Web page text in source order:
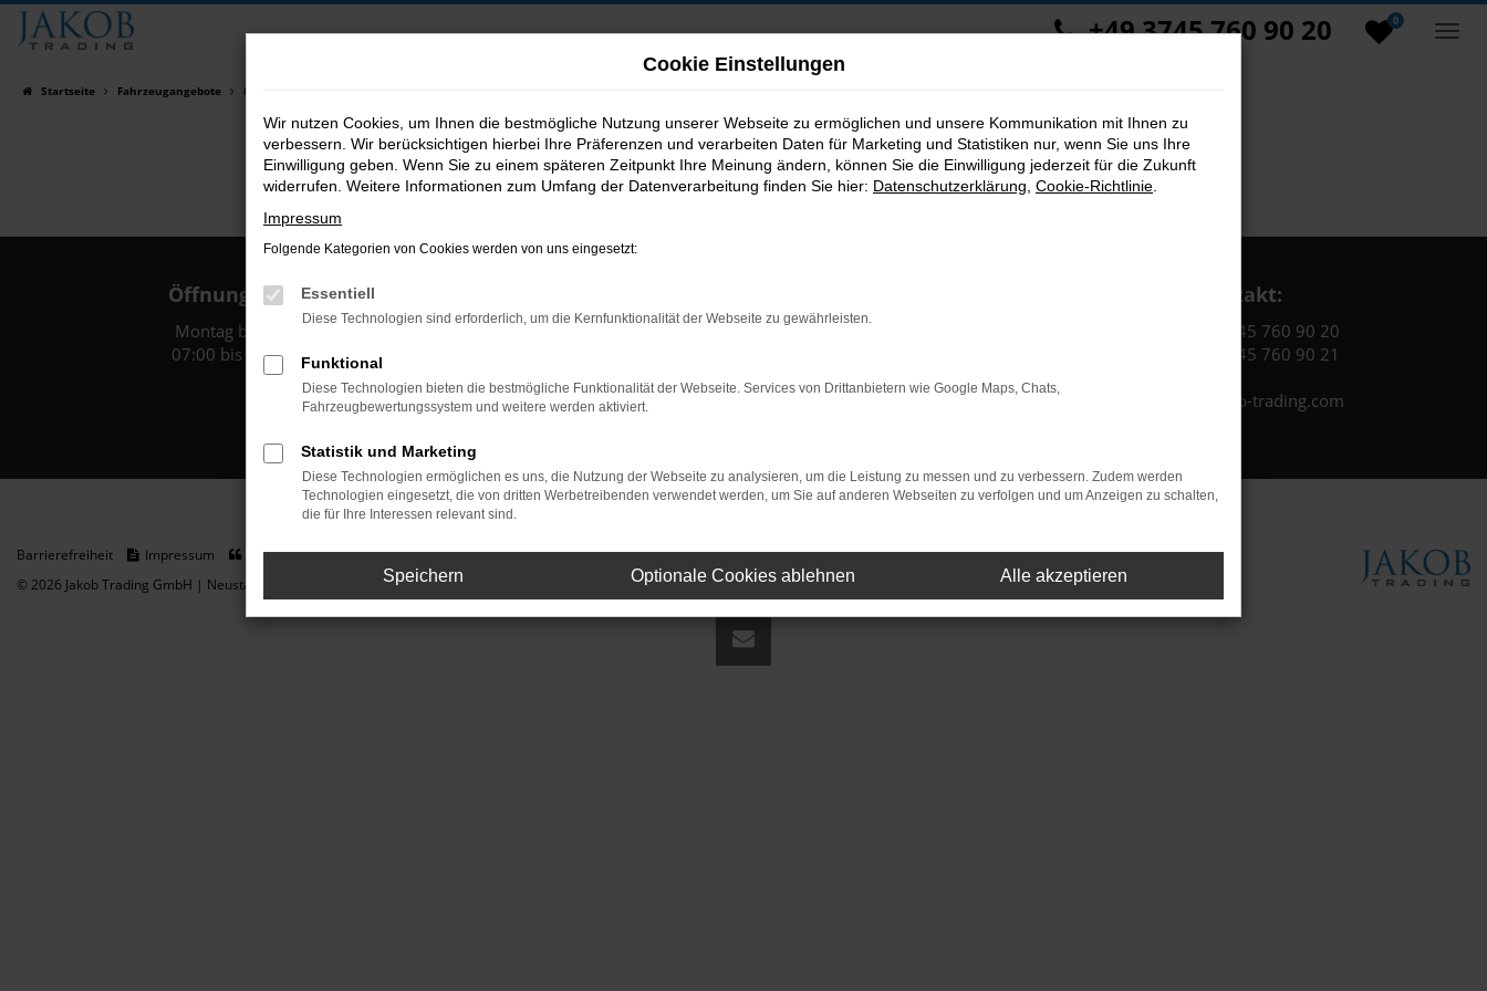
Zum
Hauptinhalt
0
+49 3745 760 90 20
Startseite Fahrzeugangebote Fahrzeugsuche
B2B-Shop
Öffnungszeiten:
Montag bis Freitag:
07:00 bis 18:00 Uhr
Jakob Trading GmbH
D-08223 Neustadt/Vogtland
Kontakt:
Tel.: +49 3745 760 90 20
Fax: +49 3745 760 90 21
Mail: fj@jakob-trading.com
Barrierefreiheit Impressum Datenschutz
Cookie Einstellungen
© 2026 Jakob Trading GmbH | Neustädter Straße 1 | DE-08223 Neustadt/Vogtland | fj@jakob-trading.com |Webdesign by audaris.de
Cookie Einstellungen
Wir nutzen Cookies, um Ihnen die bestmögliche Nutzung unserer Webseite zu ermöglichen und unsere Kommunikation mit Ihnen zu
verbessern. Wir berücksichtigen hierbei Ihre Präferenzen und verarbeiten Daten für Marketing und Statistiken nur, wenn Sie uns Ihre
Einwilligung geben. Wenn Sie zu einem späteren Zeitpunkt Ihre Meinung ändern, können Sie die Einwilligung jederzeit für die Zukunft
widerrufen. Weitere Informationen zum Umfang der Datenverarbeitung finden Sie hier: Datenschutzerklärung Cookie-Richtlinie
Impressum
Folgende Kategorien von Cookies werden von uns eingesetzt:
Essentiell
Diese Technologien sind erforderlich, um die Kernfunktionalität der Webseite zu gewährleisten.
Funktional
Diese Technologien bieten die bestmögliche Funktionalität der Webseite. Services von Drittanbietern wie Google Maps, Chats,
Fahrzeugbewertungssystem und weitere werden aktiviert.
Statistik und Marketing
Diese Technologien ermöglichen es uns, die Nutzung der Webseite zu analysieren, um die Leistung zu messen und zu verbessern. Zudem werden
Technologien eingesetzt, die von dritten Werbetreibenden verwendet werden, um Sie auf anderen Webseiten zu verfolgen und um Anzeigen zu schalten,
die für Ihre Interessen relevant sind.
Speichern Optionale Cookies ablehnen Alle akzeptieren